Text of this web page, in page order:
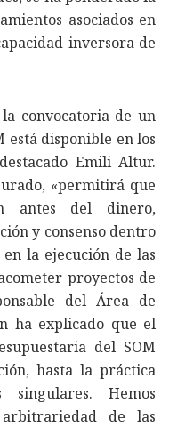
asociados en
inversora de
convocatoria de un
está disponible en los
Emili Altur.
«permitirá que
antes del dinero,
y consenso dentro
la ejecución de las
proyectos de
del Área de
ha explicado que el
del SOM
hasta la práctica
Hemos
de las